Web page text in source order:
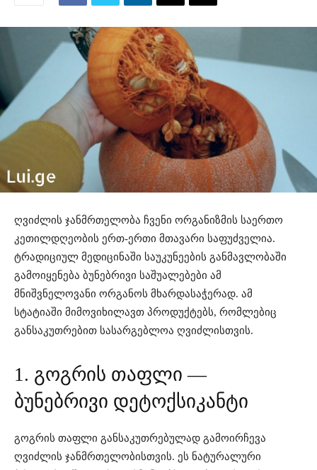
ღვიძლის ჯანმრთელობა ჩვენი ორგანიზმის საერთო
კეთილდღეობის ერთ-ერთი მთავარი საფუძველია.
ტრადიციულ მედიცინაში საუკუნეების განმავლობაში
გამოიყენება ბუნებრივი საშუალებები ამ
მნიშვნელოვანი ორგანოს მხარდასაჭერად. ამ
სტატიაში მიმოვიხილავთ პროდუქტებს, რომლებიც
განსაკუთრებით სასარგებლოა ღვიძლისთვის.
1. გოგრის თაფლი —
ბუნებრივი დეტოქსიკანტი
გოგრის თაფლი განსაკუთრებულად გამოირჩევა
ღვიძლის ჯანმრთელობისთვის. ეს ნატურალური